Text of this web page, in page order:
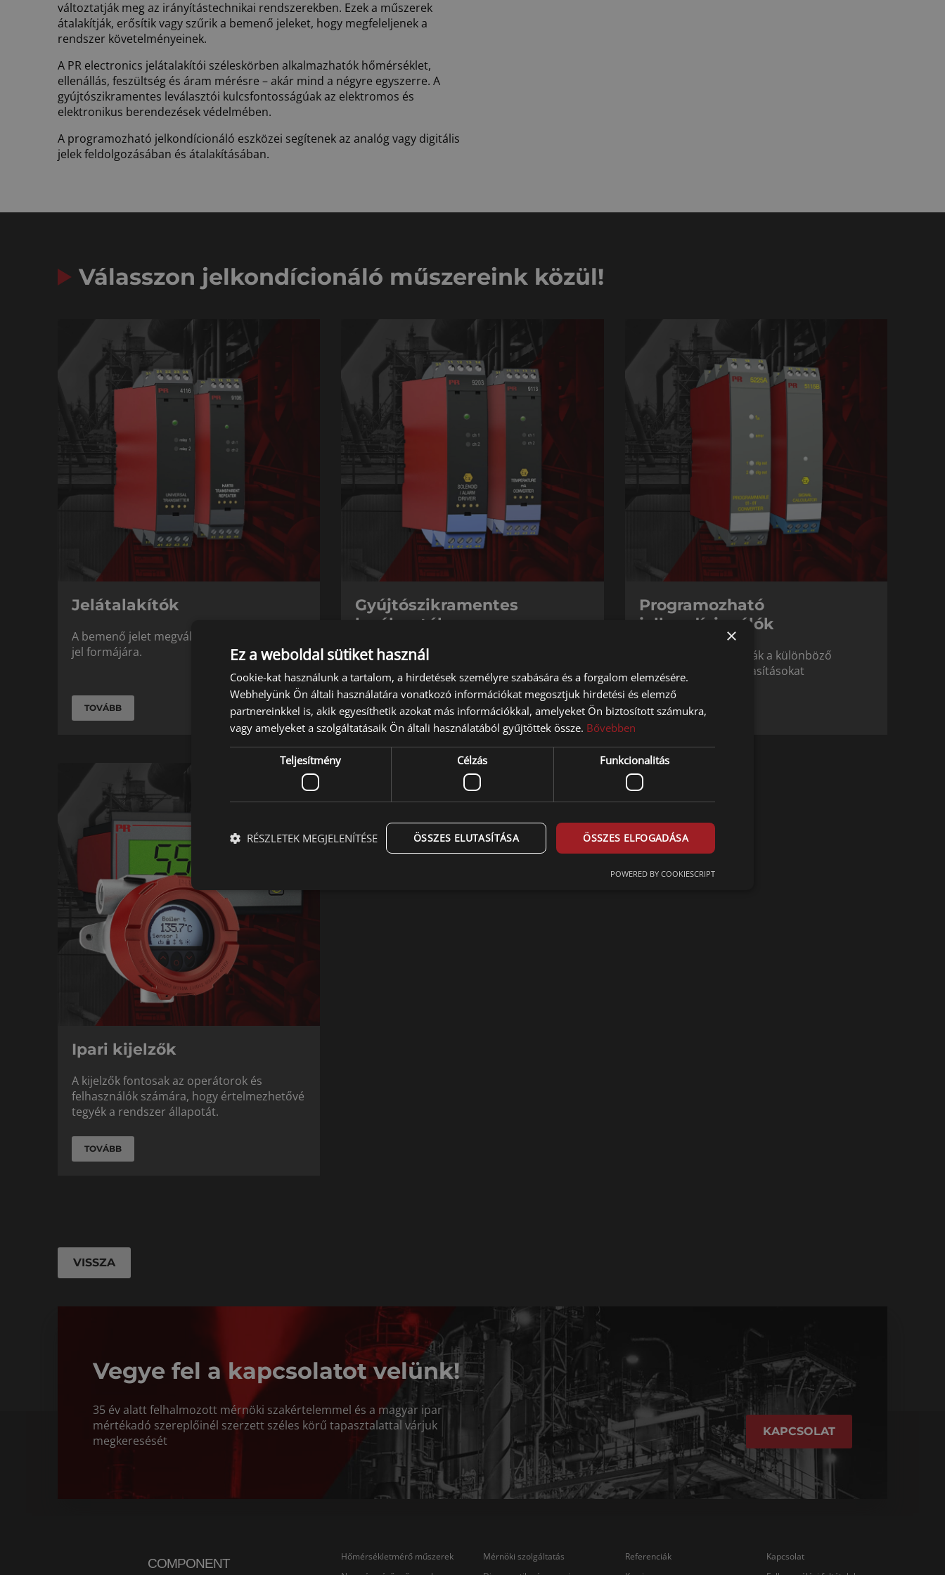
változtatják meg az irányítástechnikai rendszerekben. Ezek a műszerek
átalakítják, erősítik vagy szűrik a bemenő jeleket, hogy megfeleljenek a
rendszer követelményeinek.
A PR electronics jelátalakítói széleskörben alkalmazhatók hőmérséklet,
ellenállás, feszültség és áram mérésre – akár mind a négyre egyszerre. A
gyújtószikramentes leválasztói kulcsfontosságúak az elektromos és
elektronikus berendezések védelmében.
A programozható jelkondícionáló eszközei segítenek az analóg vagy digitális
jelek feldolgozásában és átalakításában.
Válasszon jelkondícionáló műszereink közül!
Jelátalakítók
A bemenő jelet megváltoztatják egy másik
jel formájára.
TOVÁBB
Gyújtószikramentes
leválasztók
Elektromos jelek galvanikus és/vagy
gyújtószikramentes leválasztására
TOVÁBB
Programozható
jelkondícionálók
Tárolják és végrehajtják a különböző
programokat vagy utasításokat
TOVÁBB
Ipari kijelzők
A kijelzők fontosak az operátorok és
felhasználók számára, hogy értelmezhetővé
tegyék a rendszer állapotát.
TOVÁBB
VISSZA
Vegye fel a kapcsolatot velünk!
35 év alatt felhalmozott mérnöki szakértelemmel és a magyar ipar
mértékadó szereplőinél szerzett széles körű tapasztalattal várjuk
megkeresését
KAPCSOLAT
COMPONENT
Hőmérsékletmérő műszerek
Mérnöki szolgáltatás
Referenciák
Kapcsolat
×
Ez a weboldal sütiket használ
Cookie-kat használunk a tartalom, a hirdetések személyre szabására és a forgalom elemzésére.
Webhelyünk Ön általi használatára vonatkozó információkat megosztjuk hirdetési és elemző
partnereinkkel is, akik egyesíthetik azokat más információkkal, amelyeket Ön biztosított számukra,
vagy amelyeket a szolgáltatásaik Ön általi használatából gyűjtöttek össze. Bővebben
Teljesítmény Célzás Funkcionalitás
ÖSSZES ELFOGADÁSA
ÖSSZES ELUTASÍTÁSA
RÉSZLETEK MEGJELENÍTÉSE
POWERED BY COOKIESCRIPT